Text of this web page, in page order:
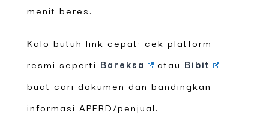
menit beres.
Kalo butuh link cepat: cek platform
resmi seperti Bareksa atau Bibit
buat cari dokumen dan bandingkan
informasi APERD/penjual.